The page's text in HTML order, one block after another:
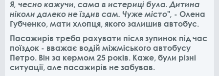
Я, чесно кажучи, сама в истериці була. Дитина
ніколи далеко не їздив сам. Чуже місто", - Олена
Губченко, мати хлопця, якого залишив автобус.
Пасажирів треба рахувати після зупинок під час
поїздок - вважає водій міжміського автобусу
Петро. Він за кермом 25 років. Каже, були різні
ситуації, але пасажирів не забував.